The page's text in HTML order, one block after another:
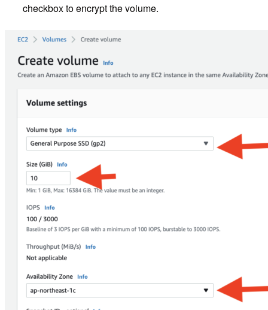
checkbox to encrypt the volume.